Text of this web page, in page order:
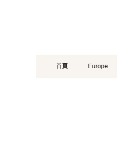
Primary
Menu
Skip
to
首頁 Europe